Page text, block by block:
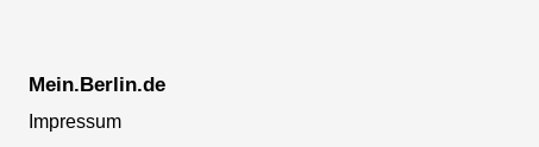
Mein.Berlin.de
Impressum